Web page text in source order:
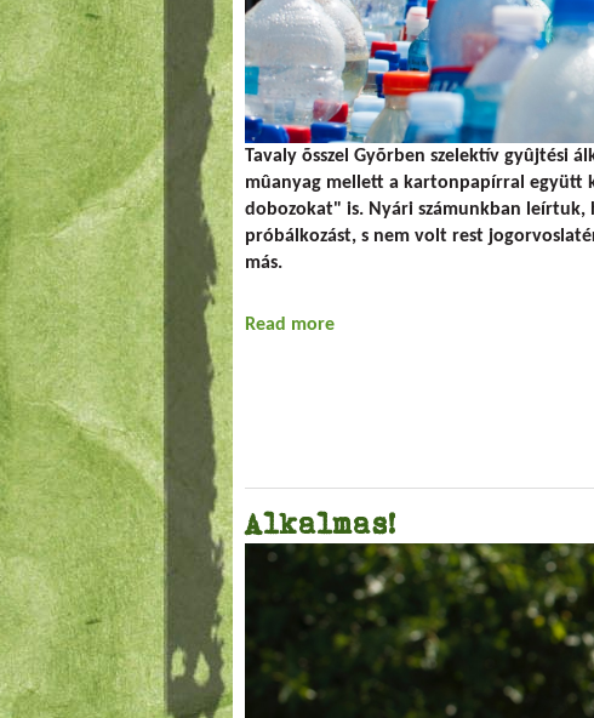
Tavaly õsszel Gyõrben szelektív gyûjtési
mûanyag mellett a kartonpapírral együtt
dobozokat" is. Nyári számunkban
próbálkozást, s nem volt rest
más.
Read more
Alkalmas!